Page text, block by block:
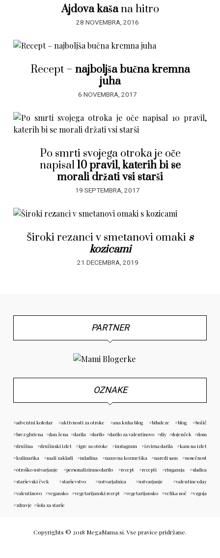
Ajdova kašana hitro
28 NOVEMBRA, 2016
Recept – najboljša bučna kremna
juha
6 NOVEMBRA, 2017
Po smrti svojega otroka je oče
napisal10 pravil, katerih bi se
morali držati vsi starši
19 SEPTEMBRA, 2017
Široki rezanci v smetanovi omaki s
kozicami
21 DECEMBRA, 2019
PARTNER
OZNAKE
adventni koledar aktivnosti za otroke ana kuha blog bibaleze blog
božič
brez glutena
dan žena darila darilo darilo za valentinovo diy dojenček
dom
družina
družinski izlet igre za otroke instagram izvirna darila
kam na izlet
kulinarika
mali zakladi mladina naravna kozmetika naredi sam
nosečnost
otroško ustvarjanje
personalizirano darilo recept recepti ringaraja
sladica
starševski čvek
starševstvo ustvarjalnica ustvarjanje
valentines day
valentinovo
vegansko vegetarijanski recept vegetarijansko velika noč
vzgoja
zdravje
šola za starše
Copyrights © 2018 MegaMama.si. Vse pravice pridržane.